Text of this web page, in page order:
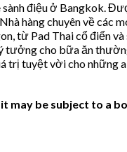
điệu ở Bangkok.
hàng chuyên về các
Pad Thai cổ điển và
cho bữa ăn
tuyệt vời cho những
may be subject to a